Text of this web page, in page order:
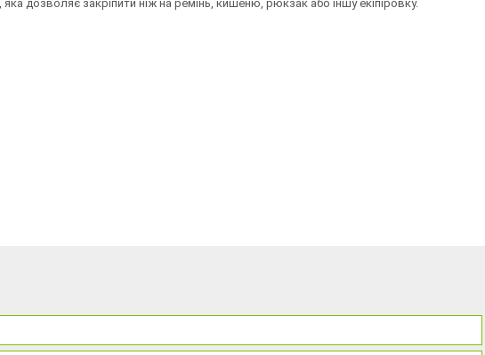
дозволяє закріпити ніж на ремінь, кишеню, рюкзак або іншу екіпіровку.